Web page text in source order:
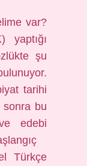
var?
yaptığı
şu
tarihi
sonra bu
edebi
Türkçe